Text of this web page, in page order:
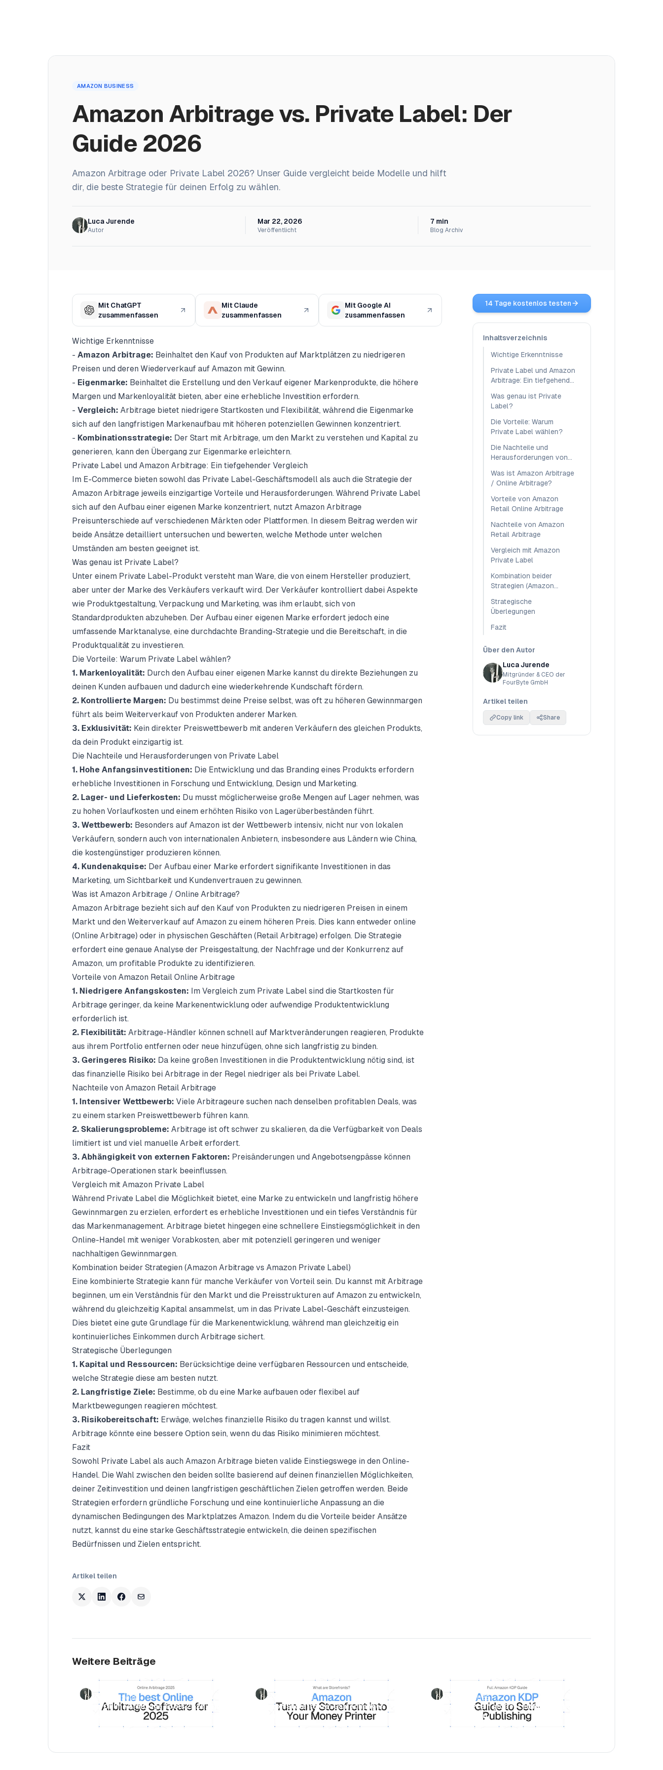
Home
AMAZON BUSINESS
Amazon Arbitrage vs. Private Label: Der
Guide 2026
Amazon Arbitrage oder Private Label 2026? Unser Guide vergleicht beide Modelle und hilft
dir, die beste Strategie für deinen Erfolg zu wählen.
Luca Jurende
Autor
Mar 22, 2026
Veröffentlicht
7 min
Blog Archiv
Mit ChatGPT
zusammenfassen
Mit Claude
zusammenfassen
Mit Google AI
zusammenfassen
Wichtige Erkenntnisse
- Amazon Arbitrage: Beinhaltet den Kauf von Produkten auf Marktplätzen zu niedrigeren
Preisen und deren Wiederverkauf auf Amazon mit Gewinn.
- Eigenmarke: Beinhaltet die Erstellung und den Verkauf eigener Markenprodukte, die höhere
Margen und Markenloyalität bieten, aber eine erhebliche Investition erfordern.
- Vergleich: Arbitrage bietet niedrigere Startkosten und Flexibilität, während die Eigenmarke
sich auf den langfristigen Markenaufbau mit höheren potenziellen Gewinnen konzentriert.
- Kombinationsstrategie: Der Start mit Arbitrage, um den Markt zu verstehen und Kapital zu
generieren, kann den Übergang zur Eigenmarke erleichtern.
Private Label und Amazon Arbitrage: Ein tiefgehender Vergleich
Im E-Commerce bieten sowohl das Private Label-Geschäftsmodell als auch die Strategie der
Amazon Arbitrage jeweils einzigartige Vorteile und Herausforderungen. Während Private Label
sich auf den Aufbau einer eigenen Marke konzentriert, nutzt Amazon Arbitrage
Preisunterschiede auf verschiedenen Märkten oder Plattformen. In diesem Beitrag werden wir
beide Ansätze detailliert untersuchen und bewerten, welche Methode unter welchen
Umständen am besten geeignet ist.
Was genau ist Private Label?
Unter einem Private Label-Produkt versteht man Ware, die von einem Hersteller produziert,
aber unter der Marke des Verkäufers verkauft wird. Der Verkäufer kontrolliert dabei Aspekte
wie Produktgestaltung, Verpackung und Marketing, was ihm erlaubt, sich von
Standardprodukten abzuheben. Der Aufbau einer eigenen Marke erfordert jedoch eine
umfassende Marktanalyse, eine durchdachte Branding-Strategie und die Bereitschaft, in die
Produktqualität zu investieren.
Die Vorteile: Warum Private Label wählen?
1. Markenloyalität: Durch den Aufbau einer eigenen Marke kannst du direkte Beziehungen zu
deinen Kunden aufbauen und dadurch eine wiederkehrende Kundschaft fördern.
2. Kontrollierte Margen: Du bestimmst deine Preise selbst, was oft zu höheren Gewinnmargen
führt als beim Weiterverkauf von Produkten anderer Marken.
3. Exklusivität: Kein direkter Preiswettbewerb mit anderen Verkäufern des gleichen Produkts,
da dein Produkt einzigartig ist.
Die Nachteile und Herausforderungen von Private Label
1. Hohe Anfangsinvestitionen: Die Entwicklung und das Branding eines Produkts erfordern
erhebliche Investitionen in Forschung und Entwicklung, Design und Marketing.
2. Lager- und Lieferkosten: Du musst möglicherweise große Mengen auf Lager nehmen, was
zu hohen Vorlaufkosten und einem erhöhten Risiko von Lagerüberbeständen führt.
3. Wettbewerb: Besonders auf Amazon ist der Wettbewerb intensiv, nicht nur von lokalen
Verkäufern, sondern auch von internationalen Anbietern, insbesondere aus Ländern wie China,
die kostengünstiger produzieren können.
4. Kundenakquise: Der Aufbau einer Marke erfordert signifikante Investitionen in das
Marketing, um Sichtbarkeit und Kundenvertrauen zu gewinnen.
Was ist Amazon Arbitrage / Online Arbitrage?
Amazon Arbitrage bezieht sich auf den Kauf von Produkten zu niedrigeren Preisen in einem
Markt und den Weiterverkauf auf Amazon zu einem höheren Preis. Dies kann entweder online
(Online Arbitrage) oder in physischen Geschäften (Retail Arbitrage) erfolgen. Die Strategie
erfordert eine genaue Analyse der Preisgestaltung, der Nachfrage und der Konkurrenz auf
Amazon, um profitable Produkte zu identifizieren.
Vorteile von Amazon Retail Online Arbitrage
1. Niedrigere Anfangskosten: Im Vergleich zum Private Label sind die Startkosten für
Arbitrage geringer, da keine Markenentwicklung oder aufwendige Produktentwicklung
erforderlich ist.
2. Flexibilität: Arbitrage-Händler können schnell auf Marktveränderungen reagieren, Produkte
aus ihrem Portfolio entfernen oder neue hinzufügen, ohne sich langfristig zu binden.
3. Geringeres Risiko: Da keine großen Investitionen in die Produktentwicklung nötig sind, ist
das finanzielle Risiko bei Arbitrage in der Regel niedriger als bei Private Label.
Nachteile von Amazon Retail Arbitrage
1. Intensiver Wettbewerb: Viele Arbitrageure suchen nach denselben profitablen Deals, was
zu einem starken Preiswettbewerb führen kann.
2. Skalierungsprobleme: Arbitrage ist oft schwer zu skalieren, da die Verfügbarkeit von Deals
limitiert ist und viel manuelle Arbeit erfordert.
3. Abhängigkeit von externen Faktoren: Preisänderungen und Angebotsengpässe können
Arbitrage-Operationen stark beeinflussen.
Vergleich mit Amazon Private Label
Während Private Label die Möglichkeit bietet, eine Marke zu entwickeln und langfristig höhere
Gewinnmargen zu erzielen, erfordert es erhebliche Investitionen und ein tiefes Verständnis für
das Markenmanagement. Arbitrage bietet hingegen eine schnellere Einstiegsmöglichkeit in den
Online-Handel mit weniger Vorabkosten, aber mit potenziell geringeren und weniger
nachhaltigen Gewinnmargen.
Kombination beider Strategien (Amazon Arbitrage vs Amazon Private Label)
Eine kombinierte Strategie kann für manche Verkäufer von Vorteil sein. Du kannst mit Arbitrage
beginnen, um ein Verständnis für den Markt und die Preisstrukturen auf Amazon zu entwickeln,
während du gleichzeitig Kapital ansammelst, um in das Private Label-Geschäft einzusteigen.
Dies bietet eine gute Grundlage für die Markenentwicklung, während man gleichzeitig ein
kontinuierliches Einkommen durch Arbitrage sichert.
Strategische Überlegungen
1. Kapital und Ressourcen: Berücksichtige deine verfügbaren Ressourcen und entscheide,
welche Strategie diese am besten nutzt.
2. Langfristige Ziele: Bestimme, ob du eine Marke aufbauen oder flexibel auf
Marktbewegungen reagieren möchtest.
3. Risikobereitschaft: Erwäge, welches finanzielle Risiko du tragen kannst und willst.
Arbitrage könnte eine bessere Option sein, wenn du das Risiko minimieren möchtest.
Fazit
Sowohl Private Label als auch Amazon Arbitrage bieten valide Einstiegswege in den Online-
Handel. Die Wahl zwischen den beiden sollte basierend auf deinen finanziellen Möglichkeiten,
deiner Zeitinvestition und deinen langfristigen geschäftlichen Zielen getroffen werden. Beide
Strategien erfordern gründliche Forschung und eine kontinuierliche Anpassung an die
dynamischen Bedingungen des Marktplatzes Amazon. Indem du die Vorteile beider Ansätze
nutzt, kannst du eine starke Geschäftsstrategie entwickeln, die deinen spezifischen
Bedürfnissen und Zielen entspricht.
Artikel teilen
14 Tage kostenlos testen
Inhaltsverzeichnis
Wichtige Erkenntnisse
Private Label und Amazon
Arbitrage: Ein tiefgehender
Was genau ist Private
Label?
Die Vorteile: Warum
Private Label wählen?
Die Nachteile und
Herausforderungen von
Was ist Amazon Arbitrage
/ Online Arbitrage?
Vorteile von Amazon
Retail Online Arbitrage
Nachteile von Amazon
Retail Arbitrage
Vergleich mit Amazon
Private Label
Kombination beider
Strategien (Amazon
Private Label)
Strategische
Überlegungen
Fazit
Über den Autor
Luca Jurende
Mitgründer & CEO der
FourByte GmbH
Artikel teilen
Copy link Share
Weitere Beiträge
March 28, 2025
Beste Online Arbitrage Tools 2026: Guide
March 27, 2025
Amazon Storefronts: Gamechanger
Arbitrage
March 27, 2025
Amazon KDP: Ein großer Leitfaden zum
Selbstverlegen